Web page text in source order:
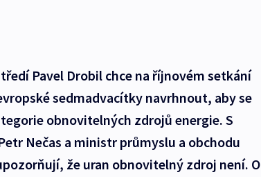
Pavel Drobil chce na říjnovém setkání
sedmadvacítky navrhnout, aby se
obnovitelných zdrojů energie. S
Nečas a ministr průmyslu a obchodu
že uran obnovitelný zdroj není. O